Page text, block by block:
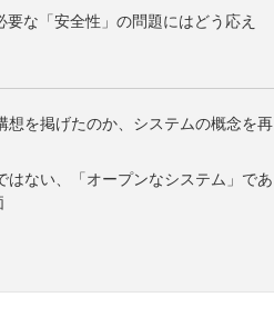
な「安全性」の問題にはどう応え
想を掲げたのか、システムの概念を再
はない、「オープンなシステム」であ